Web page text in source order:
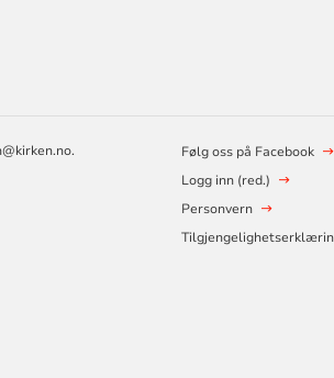
.
Følg oss på Facebook
Logg inn (red.)
Personvern